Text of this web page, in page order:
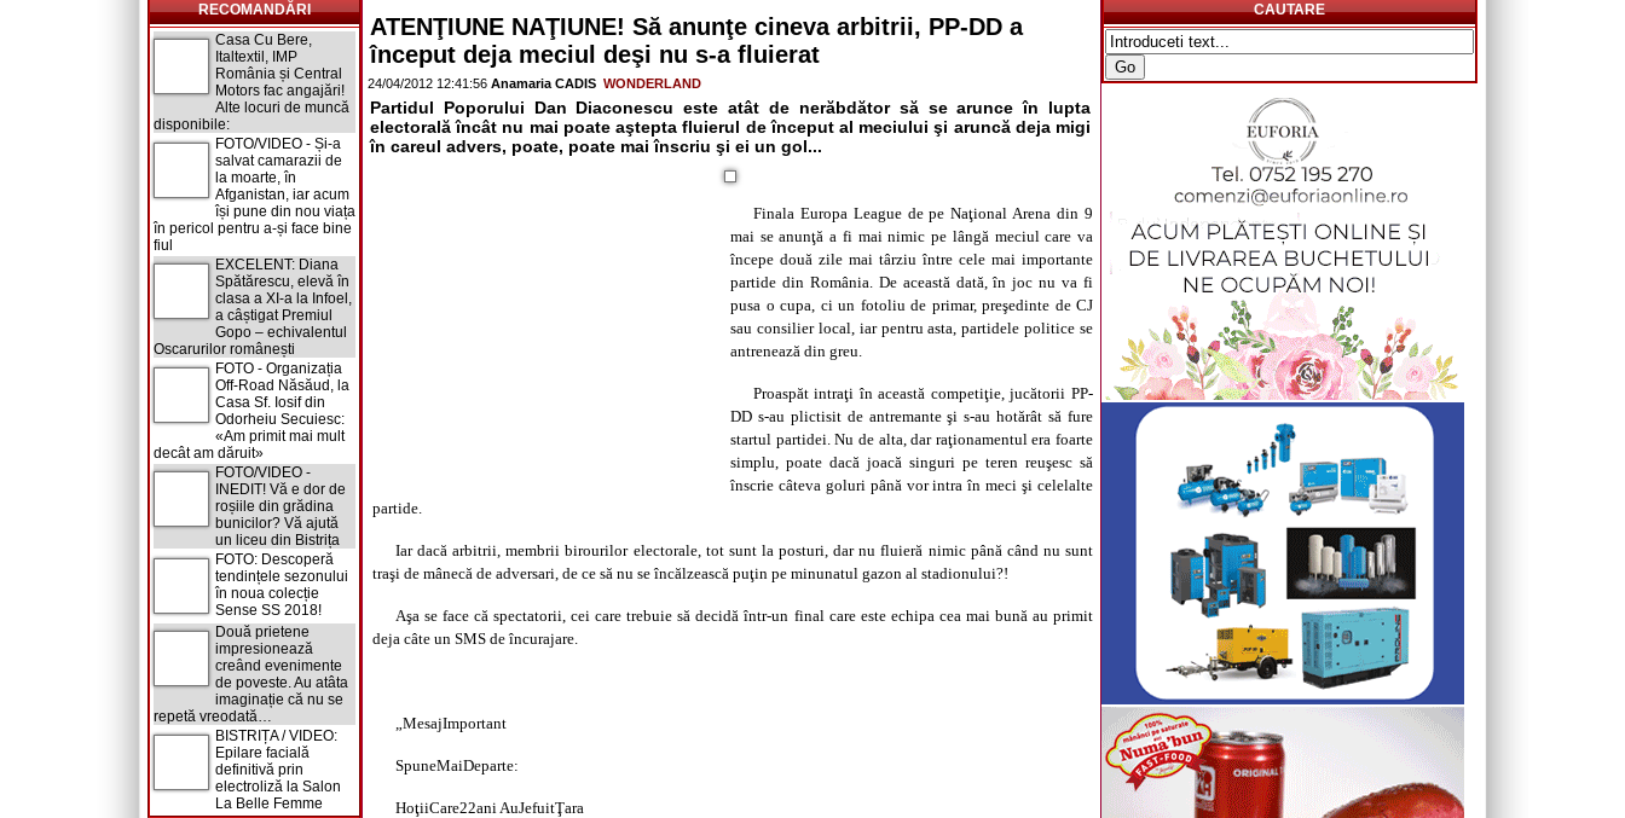
RECOMANDĂRI
Casa Cu Bere,
Italtextil, IMP
România și Central
Motors fac angajări!
Alte locuri de muncă
disponibile:
FOTO/VIDEO - Și-a
salvat camarazii de
la moarte, în
Afganistan, iar acum
își pune din nou viața
în pericol pentru a-și face bine
fiul
EXCELENT: Diana
Spătărescu, elevă în
clasa a XI-a la Infoel,
a câștigat Premiul
Gopo – echivalentul
Oscarurilor românești
FOTO - Organizația
Off-Road Năsăud, la
Casa Sf. Iosif din
Odorheiu Secuiesc:
«Am primit mai mult
decât am dăruit»
FOTO/VIDEO -
INEDIT! Vă e dor de
roșiile din grădina
bunicilor? Vă ajută
un liceu din Bistrița
FOTO: Descoperă
tendințele sezonului
în noua colecție
Sense SS 2018!
Două prietene
impresionează
creând evenimente
de poveste. Au atâta
imaginație că nu se
repetă vreodată…
BISTRIȚA / VIDEO:
Epilare facială
definitivă prin
electroliză la Salon
La Belle Femme
ATENŢIUNE NAŢIUNE! Să anunţe cineva arbitrii, PP-DD a
început deja meciul deşi nu s-a fluierat
24/04/2012 12:41:56 Anamaria CADIS WONDERLAND
Partidul Poporului Dan Diaconescu este atât de nerăbdător să se arunce în lupta
electorală încât nu mai poate aştepta fluierul de început al meciului şi aruncă deja migi
în careul advers, poate, poate mai înscriu şi ei un gol...
Finala Europa League de pe Naţional Arena din 9
mai se anunţă a fi mai nimic pe lângă meciul care va
începe două zile mai târziu între cele mai importante
partide din România. De această dată, în joc nu va fi
pusa o cupa, ci un fotoliu de primar, preşedinte de CJ
sau consilier local, iar pentru asta, partidele politice se
antrenează din greu.
Proaspăt intraţi în această competiţie, jucătorii PP-
DD s-au plictisit de antremante şi s-au hotărât să fure
startul partidei. Nu de alta, dar raţionamentul era foarte
simplu, poate dacă joacă singuri pe teren reuşesc să
înscrie câteva goluri până vor intra în meci şi celelalte
partide.
Iar dacă arbitrii, membrii birourilor electorale, tot sunt la posturi, dar nu fluieră nimic până când nu sunt
traşi de mânecă de adversari, de ce să nu se încălzească puţin pe minunatul gazon al stadionului?!
Aşa se face că spectatorii, cei care trebuie să decidă într-un final care este echipa cea mai bună au primit
deja câte un SMS de încurajare.
„MesajImportant
SpuneMaiDeparte:
HoţiiCare22ani AuJefuitŢara
CAUTARE